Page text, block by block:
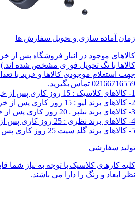
زمان آماده سازی و تحویل سفارش ها
کالاهای موجود در انبار فروشگاه پس از
کالاها با تگ تحویل فوری مشخص شده اند.)
جهت استعلام موجودی کالاها و خرید با
02166716559 تماس بگیرید.
1- کالاهای کلاسیک : 15 روز کاری پس از خرید
2- کالاهای برند لیو : 15 روز کاری پس از خرید
3- کالاهای برند نیلپر : 20 روز کاری پس از خرید
4- کالاهای برند نظری : 25 روز کاری پس از خرید
5- کالاهای برند گلد سیت 25 روز کاری پس از خرید
تولید سفارشی
کلیه کارهای کلاسیک با توجه به نیاز شما
نظر ابعاد و رنگ را دارا می باشند.